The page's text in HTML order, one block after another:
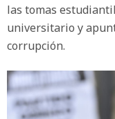
las tomas
universitario y
corrupción.